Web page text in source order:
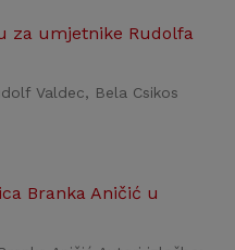
za umjetnike Rudolfa
Valdec, Bela Csikos
Branka Aničić u